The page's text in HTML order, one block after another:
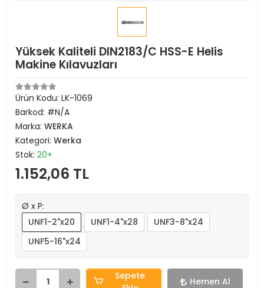
Yüksek Kaliteli DIN2183/C HSS-E Helis
Makine Kılavuzları
Ürün Kodu: LK-1069
Barkod: #N/A
Marka: WERKA
Kategori: Werka
Stok: 20+
1.152,06 TL
Ø x P:
UNF1-2"x20
UNF1-4"x28
UNF3-8"x24
UNF5-16"x24
Sepete
Hemen Al